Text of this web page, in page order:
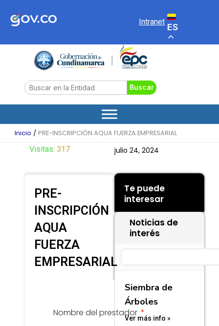
Intranet
ES
Search Buscar
Inicio PRE-INSCRIPCIÓN AQUA FUERZA EMPRESARIAL
julio 24, 2024
Te puede
interesar
Noticias de
interés
Siembra de
Árboles
Ver más info »
Visitas: 317
PRE-
INSCRIPCIÓN
AQUA
FUERZA
EMPRESARIAL
Nombre del prestador